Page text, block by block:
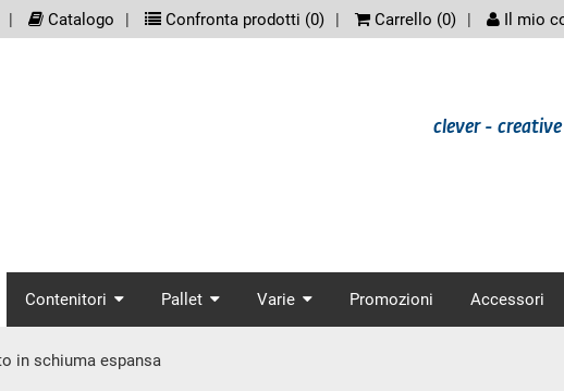
Catalogo Confronta prodotti (0) Carrello (0) Il mio
clever -
screenreader.main_nav
Contenitori Pallet Varie Promozioni Accessori
in schiuma espansa